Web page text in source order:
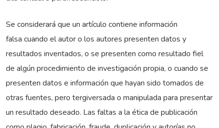
Se considerará que un artículo contiene información
falsa cuando el autor o los autores presenten datos y
resultados inventados, o se presenten como resultado fiel
de algún procedimiento de investigación propia, o cuando se
presenten datos e información que hayan sido tomados de
otras fuentes, pero tergiversada o manipulada para presentar
un resultado deseado. Las faltas a la ética de publicación